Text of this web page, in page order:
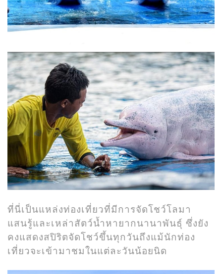
ที่นี่เป็นแหล่งท่องเที่ยวที่มีการจัดโชว์โลมา
แสนรู้และเหล่าสัตว์น้ำหายากนานาพันธุ์ ซึ่งยัง
คงแสดงสปิริตจัดโชว์ขึ้นทุกวันถึงแม้นักท่อง
เที่ยวจะเข้ามาชมในแต่ละวันน้อยนิด